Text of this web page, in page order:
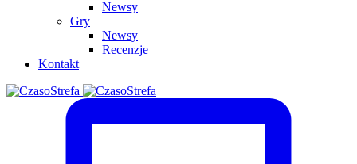
Newsy
Gry
Newsy
Recenzje
Kontakt